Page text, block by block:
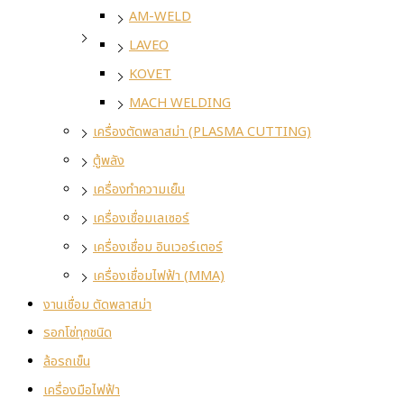
AM-WELD
LAVEO
KOVET
MACH WELDING
เครื่องตัดพลาสม่า (PLASMA CUTTING)
ตู้พลัง
เครื่องทำความเย็น
เครื่องเชื่อมเลเซอร์
เครื่องเชื่อม อินเวอร์เตอร์
เครื่องเชื่อมไฟฟ้า (MMA)
งานเชื่อม ตัดพลาสม่า
รอกโซ่ทุกชนิด
ล้อรถเข็น
เครื่องมือไฟฟ้า